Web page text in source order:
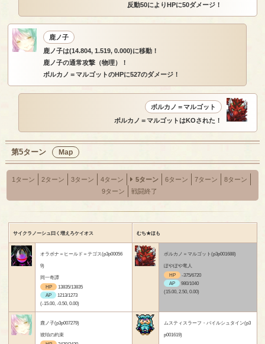
反動50によりHPに50ダメージ！
鹿ノ子
鹿ノ子は(14.804, 1.519, 0.000)に移動！
鹿ノ子の通常攻撃（物理）！
ボルカノ＝マルゴットのHPに527のダメージ！
ボルカノ＝マルゴット
ボルカノ＝マルゴットはKOされた！
第5ターン Map
1ターン 2ターン 3ターン 4ターン 5ターン 6ターン 7ターン
8ターン
9ターン
戦闘終了
サイクラノーシュ曰く増えろケイオス むち★ほも
オラボナ＝ヒールド＝テゴス(p3p00056
9)
同一奇譚
HP
13835/13835
AP
1213/1273
(-15.00, -0.50, 0.00)
ボルカノ＝マルゴット(p3p001688)
ぽやぽや竜人
HP
-375/6720
AP
980/1040
(15.00, 2.50, 0.00)
鹿ノ子(p3p007279)
琥珀の約束
ムスティスラーフ・バイルシュタイン(p3
p001619)